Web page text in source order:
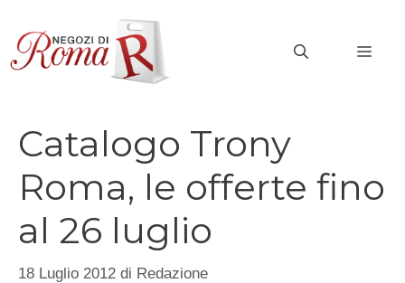
contenuto
Catalogo Trony
Roma, le offerte fino
al 26 luglio
18 Luglio 2012 di Redazione